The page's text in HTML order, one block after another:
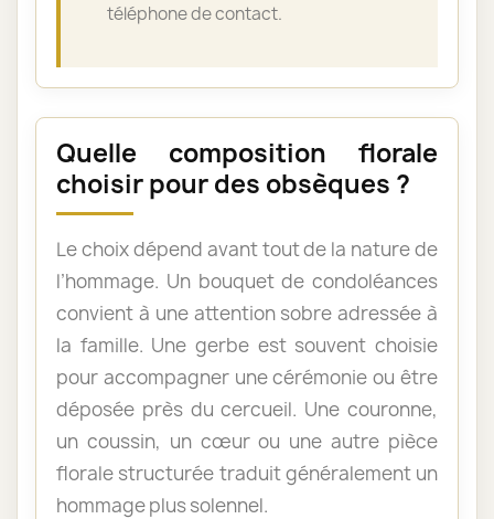
téléphone de contact.
Quelle composition florale
choisir pour des obsèques ?
Le choix dépend avant tout de la nature de
l’hommage. Un bouquet de condoléances
convient à une attention sobre adressée à
la famille. Une gerbe est souvent choisie
pour accompagner une cérémonie ou être
déposée près du cercueil. Une couronne,
un coussin, un cœur ou une autre pièce
florale structurée traduit généralement un
hommage plus solennel.